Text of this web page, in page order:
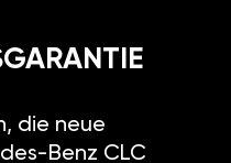
die neue
Benz CLC